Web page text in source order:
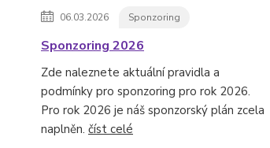
06.03.2026 Sponzoring
Sponzoring 2026
Zde naleznete aktuální pravidla a
podmínky pro sponzoring pro rok 2026.
Pro rok 2026 je náš sponzorský plán zcela
naplněn. číst celé